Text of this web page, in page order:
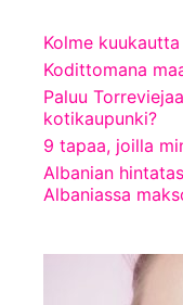
Kolme
Kodittomana
Paluu
kotikaupunki?
9 tapaa, joilla
Albanian
Albaniassa